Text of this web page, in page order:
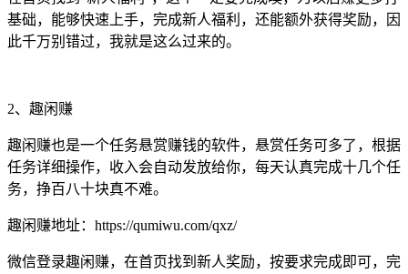
基础，能够快速上手，完成新人福利，还能额外获得奖励，因
此千万别错过，我就是这么过来的。
2、趣闲赚
趣闲赚也是一个任务悬赏赚钱的软件，悬赏任务可多了，根据
任务详细操作，收入会自动发放给你，每天认真完成十几个任
务，挣百八十块真不难。
趣闲赚地址：https://qumiwu.com/qxz/
微信登录趣闲赚，在首页找到新人奖励，按要求完成即可，完